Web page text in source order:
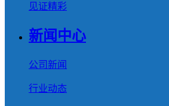
见证精彩
新闻中心
公司新闻
行业动态